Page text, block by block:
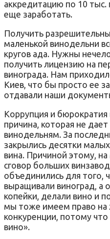
аккредитацию по 10 тыс.
еще заработать.
Получить
маленькой винодельни
кругов ада. Нужны
получить лицензию на
винограда. Нам
Киев, что бы просто ее
отдавали наши
Коррупция и бюрократия
причина, которая не
винодельням. За
закрылись десятки
вина. Причиной этому, на
сговор больших
объединились для того,
выращивали виноград, а
копейки, делали вино и
мы тоже имеем право на
конкуренции, потому
вино».